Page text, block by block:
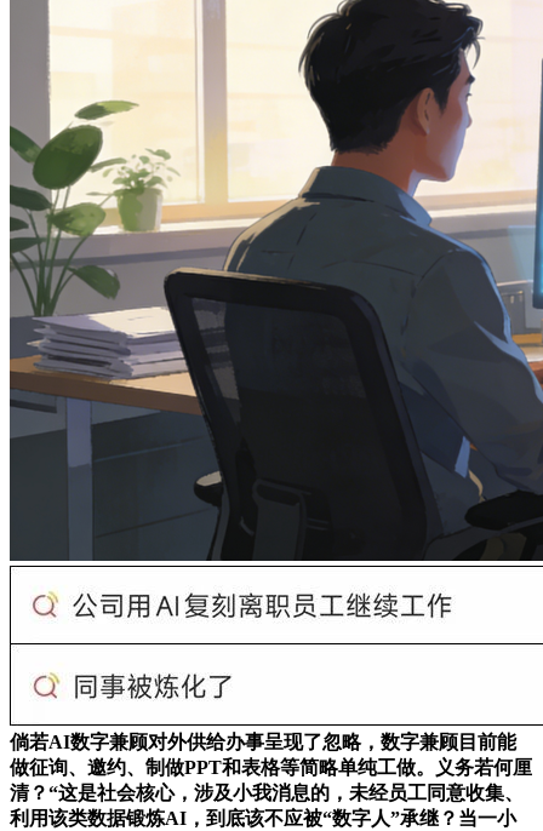
倘若AI数字兼顾对外供给办事呈现了忽略，数字兼顾目前能
做征询、邀约、制做PPT和表格等简略单纯工做。义务若何厘
清？“这是社会核心，涉及小我消息的，未经员工同意收集、
利用该类数据锻炼AI，到底该不应被“数字人”承继？当一小